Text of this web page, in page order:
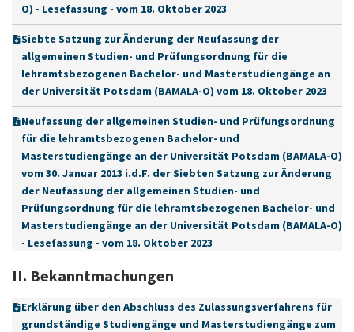
O) - Lesefassung - vom 18. Oktober 2023
Siebte Satzung zur Änderung der Neufassung der
allgemeinen Studien- und Prüfungsordnung für die
lehramtsbezogenen Bachelor- und Masterstudiengänge an
der Universität Potsdam (BAMALA-O) vom 18. Oktober 2023
Neufassung der allgemeinen Studien- und Prüfungsordnung
für die lehramtsbezogenen Bachelor- und
Masterstudiengänge an der Universität Potsdam (BAMALA-O)
vom 30. Januar 2013 i.d.F. der Siebten Satzung zur Änderung
der Neufassung der allgemeinen Studien- und
Prüfungsordnung für die lehramtsbezogenen Bachelor- und
Masterstudiengänge an der Universität Potsdam (BAMALA-O)
- Lesefassung - vom 18. Oktober 2023
II. Bekanntmachungen
Erklärung über den Abschluss des Zulassungsverfahrens für
grundständige Studiengänge und Masterstudiengänge zum